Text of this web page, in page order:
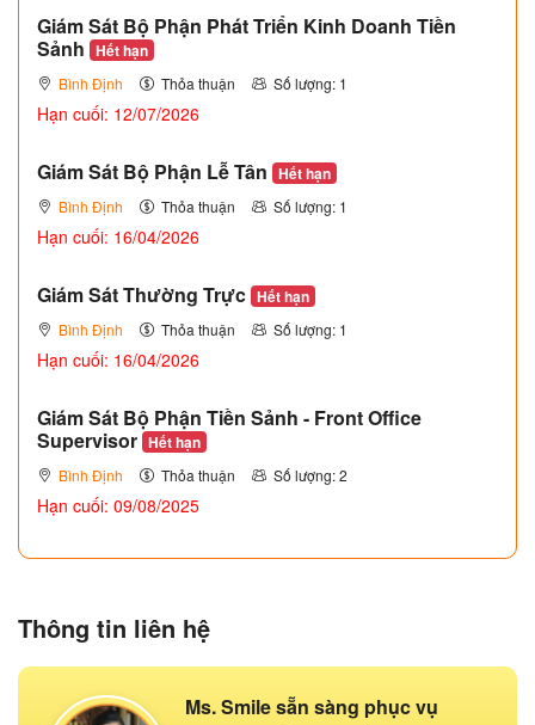
Giám Sát Bộ Phận Phát Triển Kinh Doanh Tiền
Sảnh Hết hạn
Bình Định Thỏa thuận Số lượng: 1
Hạn cuối: 12/07/2026
Giám Sát Bộ Phận Lễ Tân Hết hạn
Bình Định Thỏa thuận Số lượng: 1
Hạn cuối: 16/04/2026
Giám Sát Thường Trực Hết hạn
Bình Định Thỏa thuận Số lượng: 1
Hạn cuối: 16/04/2026
Giám Sát Bộ Phận Tiền Sảnh - Front Office
Supervisor Hết hạn
Bình Định Thỏa thuận Số lượng: 2
Hạn cuối: 09/08/2025
Thông tin liên hệ
Ms. Smile sẵn sàng phục vụ